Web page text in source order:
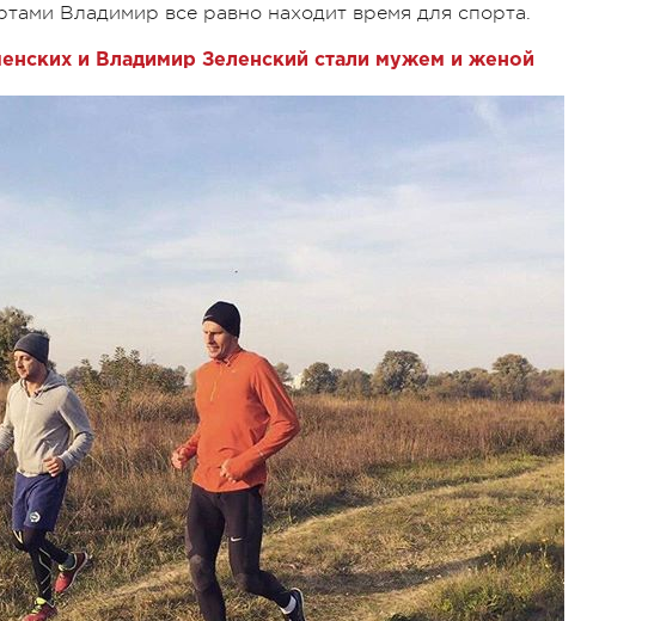
Владимир все равно находит время для спорта.
и Владимир Зеленский стали мужем и женой